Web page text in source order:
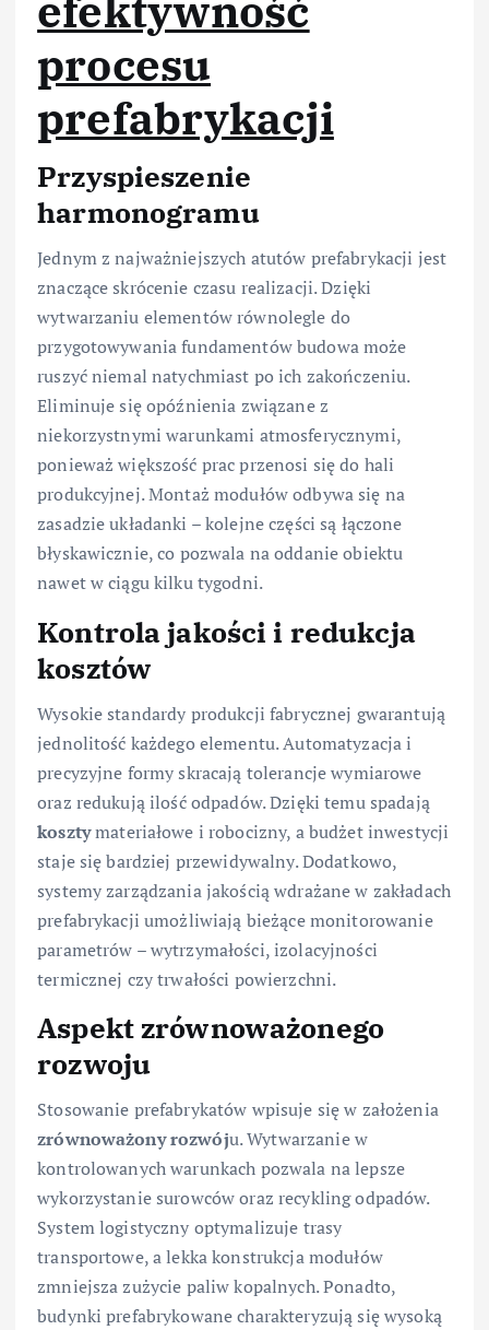
procesu
prefabrykacji
Przyspieszenie
harmonogramu
Jednym z najważniejszych atutów prefabrykacji jest
znaczące skrócenie czasu realizacji. Dzięki
wytwarzaniu elementów równolegle do
przygotowywania fundamentów budowa może
ruszyć niemal natychmiast po ich zakończeniu.
Eliminuje się opóźnienia związane z
niekorzystnymi warunkami atmosferycznymi,
ponieważ większość prac przenosi się do hali
produkcyjnej. Montaż modułów odbywa się na
zasadzie układanki – kolejne części są łączone
błyskawicznie, co pozwala na oddanie obiektu
nawet w ciągu kilku tygodni.
Kontrola jakości i redukcja
kosztów
Wysokie standardy produkcji fabrycznej gwarantują
jednolitość każdego elementu. Automatyzacja i
precyzyjne formy skracają tolerancje wymiarowe
oraz redukują ilość odpadów. Dzięki temu spadają
kosztymateriałowe i robocizny, a budżet inwestycji
staje się bardziej przewidywalny. Dodatkowo,
systemy zarządzania jakością wdrażane w zakładach
prefabrykacji umożliwiają bieżące monitorowanie
parametrów – wytrzymałości, izolacyjności
termicznej czy trwałości powierzchni.
Aspekt zrównoważonego
rozwoju
Stosowanie prefabrykatów wpisuje się w założenia
zrównoważony rozwóju. Wytwarzanie w
kontrolowanych warunkach pozwala na lepsze
wykorzystanie surowców oraz recykling odpadów.
System logistyczny optymalizuje trasy
transportowe, a lekka konstrukcja modułów
zmniejsza zużycie paliw kopalnych. Ponadto,
budynki prefabrykowane charakteryzują się wysoką